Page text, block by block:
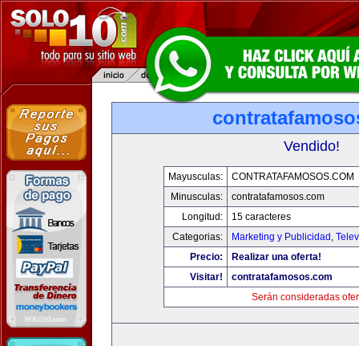
Vendido!
Mayusculas:
CONTRATAFAMOSOS.COM
Minusculas:
contratafamosos.com
Longitud:
15 caracteres
Categorias:
Marketing y Publicidad ,
Precio:
Realizar una oferta!
Visitar!
contratafamosos.com
Serán consideradas